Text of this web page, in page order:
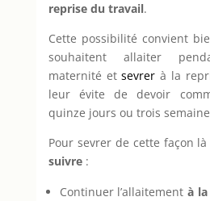
reprise du travail.
Cette possibilité convient
souhaitent allaiter
maternité etsevrer à la
leur évite de devoir
quinze jours ou trois
Pour sevrer de cette façon
suivre:
Continuer l’allaitementà